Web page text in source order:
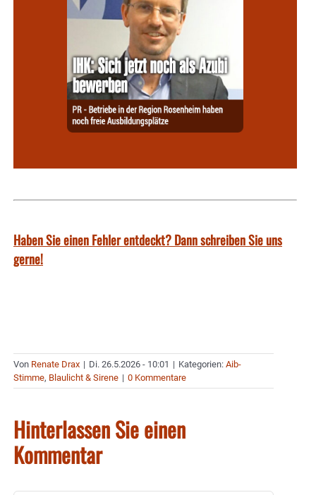
Haben Sie einen Fehler entdeckt? Dann schreiben Sie uns
gerne!
Von Renate Drax | Di. 26.5.2026 - 10:01 | Kategorien: Aib-
Stimme, Blaulicht & Sirene | 0 Kommentare
Hinterlassen Sie einen
Kommentar